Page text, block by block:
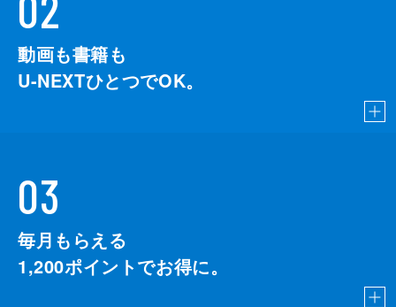
動画も書籍も
U-NEXTひとつでOK。
03
毎月もらえる
1,200ポイントでお得に。